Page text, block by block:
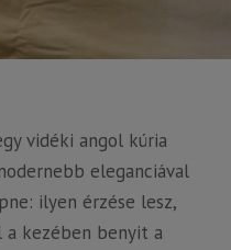
vidéki angol kúria
eleganciával
ilyen érzése lesz,
a kezében benyit a